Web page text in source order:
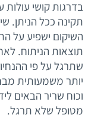
בדרגות קושי עולות
תקינה ככל הניתן.
השיקום ישפיע על
תוצאות הניתוח.
שתרגל על פי
יותר משמעותית
וכוח שריר הבאים
מטופל שלא תרגל.